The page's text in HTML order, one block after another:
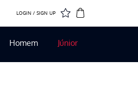
LOGIN / SIGN UP
Homem Júnior